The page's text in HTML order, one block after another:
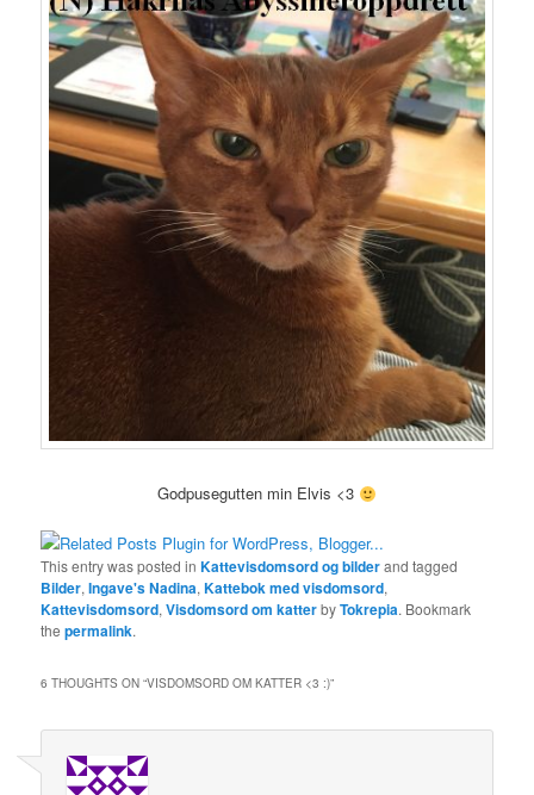
Godpusegutten min Elvis <3
This entry was posted inKattevisdomsord og bilderand tagged
Bilder,Ingave's Nadina,Kattebok med visdomsord,
Kattevisdomsord,Visdomsord om katterbyTokrepia. Bookmark
thepermalink.
6 THOUGHTS ON “VISDOMSORD OM KATTER <3 :)”